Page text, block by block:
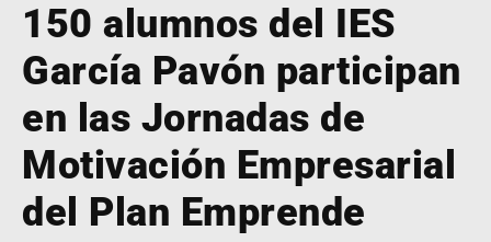
150 alumnos del IES
García Pavón participan
en las Jornadas de
Motivación Empresarial
del Plan Emprende